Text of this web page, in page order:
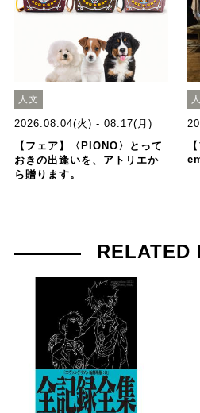
人文
2026.08.04(火) - 08.17(月)
【フェア】〈PIONO〉とって
おきの出逢いを、アトリエか
ら贈ります。
RELATED